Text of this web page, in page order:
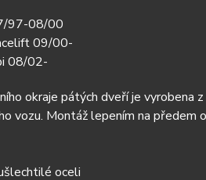
97-08/00
09/00-
08/02-
okraje pátých dveří je
vozu. Montáž lepením na předem
oceli